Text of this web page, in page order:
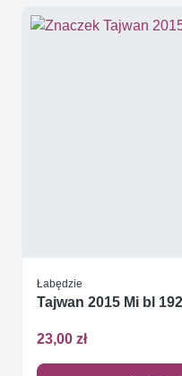
Łabędzie
Tajwan 2015 Mi bl
23,00 zł